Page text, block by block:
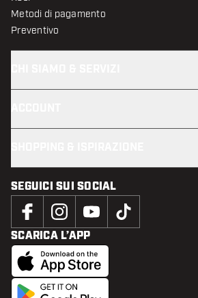
Metodi di pagamento
Preventivo
SEGUICI SUI SOCIAL
SCARICA L’APP